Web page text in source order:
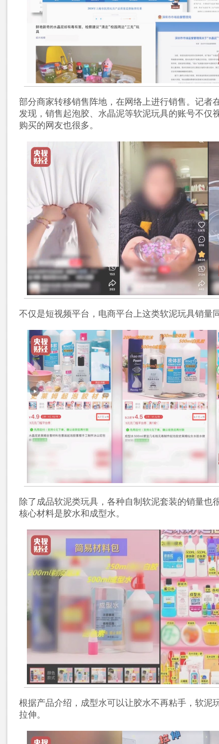
部分商家转移销售阵地，在网络上进行销售。记者
发现，销售起泡胶、水晶泥等软泥玩具的账号不仅
购买的网友也很多。
不仅是短视频平台，电商平台上这类软泥玩具销量
除了成品软泥类玩具，各种自制软泥套装的销量也
核心材料是胶水和成型水。
根据产品介绍，成型水可以让胶水不再粘手，软泥
拉伸。